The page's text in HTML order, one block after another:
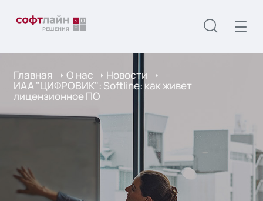
Главная О нас Новости
ИАА "ЦИФРОВИК": Softline: как живет
лицензионное ПО